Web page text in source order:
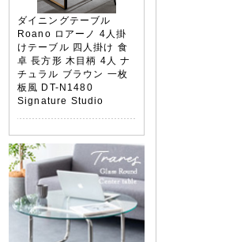
ダイニングテーブル
Roano ロアーノ 4人掛
けテーブル 四人掛け 食
卓 長方形 木目柄 4人 ナ
チュラル ブラウン 一枚
板風 DT-N1480
Signature Studio